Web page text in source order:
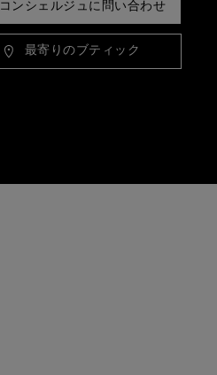
コンシェルジュに問い合わせ
最寄りのブティック